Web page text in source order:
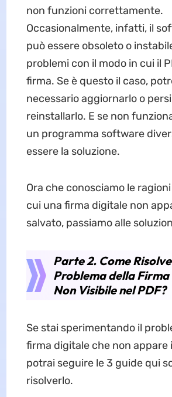
non funzioni correttamente.
Occasionalmente, infatti, il
può essere obsoleto o
problemi con il modo in cui il
firma. Se è questo il caso,
necessario aggiornarlo o
reinstallarlo. E se non
un programma software
essere la soluzione.
Ora che conosciamo le
cui una firma digitale non
salvato, passiamo alle
Parte 2. Come
Problema della
Non Visibile nel PDF?
Se stai sperimentando il
firma digitale che non appare
potrai seguire le 3 guide qui
risolverlo.